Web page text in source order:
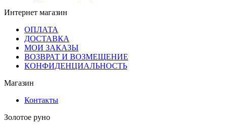
Интернет магазин
ОПЛАТА
ДОСТАВКА
МОИ ЗАКАЗЫ
ВОЗВРАТ И ВОЗМЕЩЕНИЕ
КОНФИДЕНЦИАЛЬНОСТЬ
Магазин
Контакты
Золотое руно